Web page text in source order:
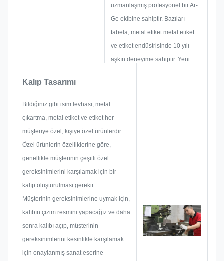
uzmanlaşmış profesyonel bir Ar-
Ge ekibine sahiptir. Bazıları
tabela, metal etiket metal etiket
ve etiket endüstrisinde 10 yılı
aşkın deneyime sahiptir. Yeni
boyut sınırlaması, proses tekniği,
yüzey işlemi, kalite kontrol vb.
gibi oluşabilecek tüm sorun
Kalıp Tasarımı
Bildiğiniz gibi isim levhası, metal
çıkartma, metal etiket ve etiket her
müşteriye özel, kişiye özel ürünlerdir.
Özel ürünlerin özelliklerine göre,
genellikle müşterinin çeşitli özel
gereksinimlerini karşılamak için bir
kalıp oluşturulması gerekir.
Müşterinin gereksinimlerine uymak için,
kalıbın çizim resmini yapacağız ve daha
sonra kalıbı açıp, müşterinin
gereksinimlerini kesinlikle karşılamak
için onaylanmış sanat eserine